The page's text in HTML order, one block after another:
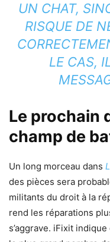
UN CHAT,
RISQUE DE
LE CAS,
Le prochain
champ de
Un long morceau dans
des pièces sera
militants du droit à la
rend les réparations
s’aggrave. iFixit